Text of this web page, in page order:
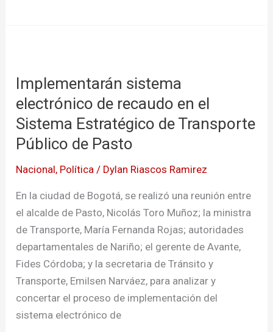
Implementarán sistema
electrónico de recaudo en el
Sistema Estratégico de Transporte
Público de Pasto
Nacional, Política / Dylan Riascos Ramirez
En la ciudad de Bogotá, se realizó una reunión entre
el alcalde de Pasto, Nicolás Toro Muñoz; la ministra
de Transporte, María Fernanda Rojas; autoridades
departamentales de Nariño; el gerente de Avante,
Fides Córdoba; y la secretaria de Tránsito y
Transporte, Emilsen Narváez, para analizar y
concertar el proceso de implementación del
sistema electrónico de
electrónico
de
recaudo
el
Sistema
de
Transporte
Público
de
Pasto